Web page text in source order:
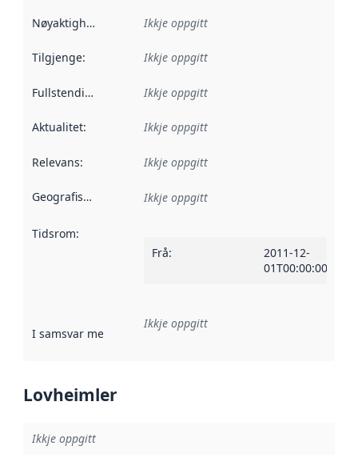
Nøyaktigheit Ikkje oppgitt
Tilgjenge: Ikkje oppgitt
Fullstendigheit Ikkje oppgitt
Aktualitet: Ikkje oppgitt
Relevans: Ikkje oppgitt
Geografisk område Ikkje oppgitt
Tidsrom:
Frå:
2011-12-
01T00:00:00Z
I samsvar med Referanse til ei implementeringsregel eller
Ikkje oppgitt
Lovheimler
Ikkje oppgitt